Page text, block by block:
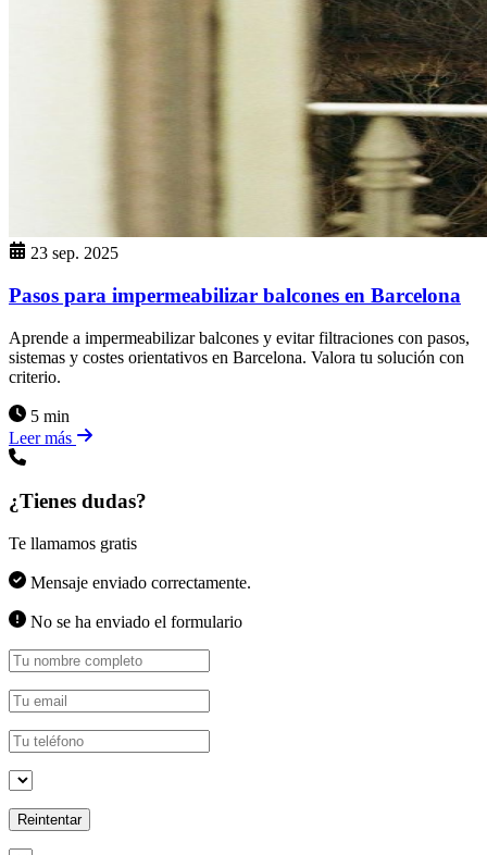
23 sep. 2025
Pasos para impermeabilizar balcones en Barcelona
Aprende a impermeabilizar balcones y evitar filtraciones con pasos,
sistemas y costes orientativos en Barcelona. Valora tu solución con
criterio.
5 min
Leer más
¿Tienes dudas?
Te llamamos gratis
Mensaje enviado correctamente.
No se ha enviado el formulario
Reintentar